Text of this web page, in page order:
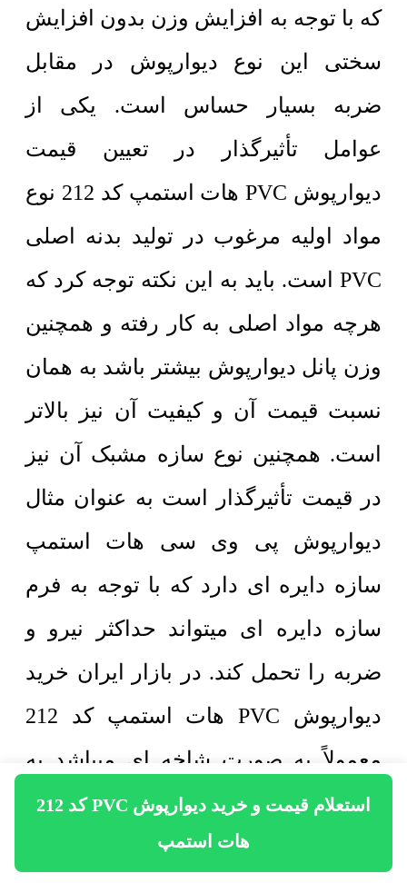
استعلام قیمت و خرید دیوارپوش PVC کد 212
هات استمپ
که با توجه به افزایش وزن بدون افزایش
سختی این نوع دیوارپوش در مقابل
ضربه بسیار حساس است. یکی از
عوامل تأثیرگذار در تعیین قیمت
دیوارپوش PVC هات استمپ کد 212 نوع
مواد اولیه مرغوب در تولید بدنه اصلی
PVC است. باید به این نکته توجه کرد که
هرچه مواد اصلی به کار رفته و همچنین
وزن پانل دیوارپوش بیشتر باشد به همان
نسبت قیمت آن و کیفیت آن نیز بالاتر
است. همچنین نوع سازه مشبک آن نیز
در قیمت تأثیرگذار است به عنوان مثال
دیوارپوش پی وی سی هات استمپ
سازه دایره ای دارد که با توجه به فرم
سازه دایره ای میتواند حداکثر نیرو و
ضربه را تحمل کند. در بازار ایران خرید
دیوارپوش PVC هات استمپ کد 212
معمولاً به صورت شاخه ای میباشد به
این معنی که پس از برآورد متراژ دیوار و
همچنین با توجه به سطح پوشش هر